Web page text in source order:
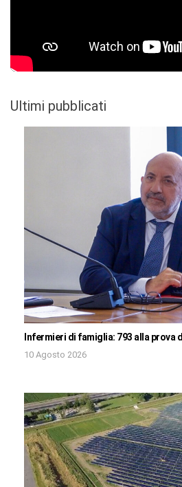
Ultimi pubblicati
Infermieri di famiglia: 793 alla prova
10 Agosto 2026